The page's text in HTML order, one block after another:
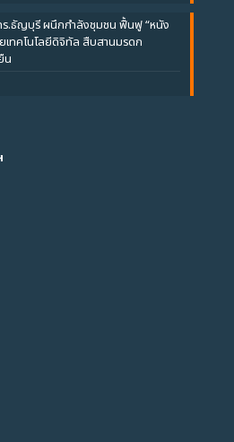
.ธัญบุรี ผนึกกำลังชุมชน ฟื้นฟู “หนัง
ทคโนโลยีดิจิทัล สืบสานมรดก
น